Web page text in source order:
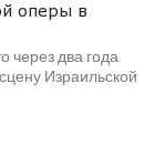
оперы в
два года
Израильской